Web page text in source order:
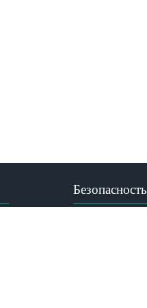
Безопасность